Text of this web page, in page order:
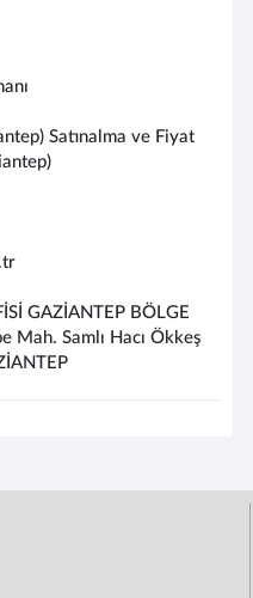
Satınalma ve Fiyat
GAZİANTEP BÖLGE
Mah. Samlı Hacı Ökkeş